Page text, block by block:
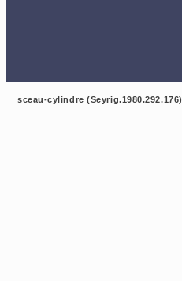
sceau-cylindre (Seyrig.1980.292.176)